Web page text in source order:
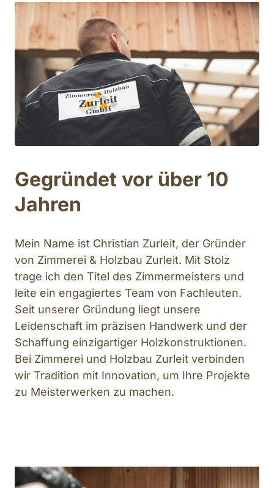
Gegründet vor über 10
Jahren
Mein Name ist Christian Zurleit, der Gründer
von Zimmerei & Holzbau Zurleit. Mit Stolz
trage ich den Titel des Zimmermeisters und
leite ein engagiertes Team von Fachleuten.
Seit unserer Gründung liegt unsere
Leidenschaft im präzisen Handwerk und der
Schaffung einzigartiger Holzkonstruktionen.
Bei Zimmerei und Holzbau Zurleit verbinden
wir Tradition mit Innovation, um Ihre Projekte
zu Meisterwerken zu machen.
Slide 1 of 4